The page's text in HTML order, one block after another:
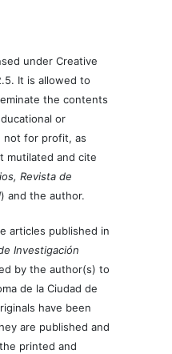
under Creative
It is allowed to
the contents
or
not for profit, as
mutilated and cite
Revista de
) and the author.
articles published in
Investigación
by the author(s) to
de la Ciudad de
have been
are published and
printed and